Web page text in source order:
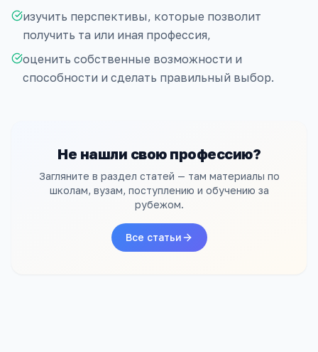
изучить перспективы, которые позволит
получить та или иная профессия,
оценить собственные возможности и
способности и сделать правильный выбор.
Не нашли свою профессию?
Загляните в раздел статей — там материалы по
школам, вузам, поступлению и обучению за
рубежом.
Все статьи